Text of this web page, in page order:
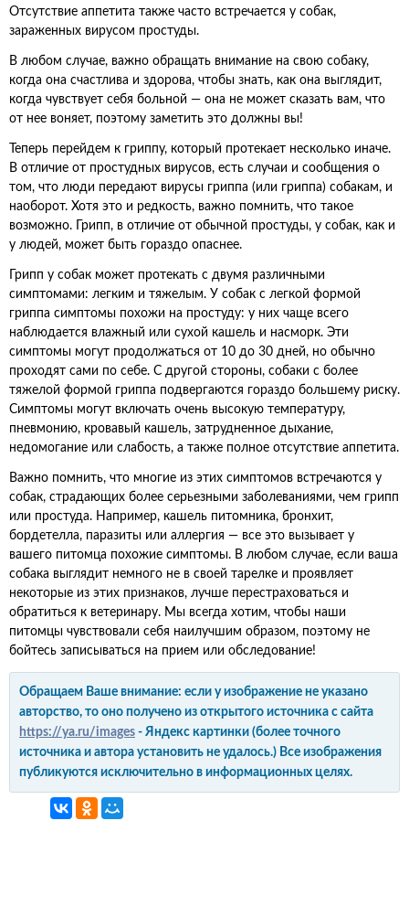
Отсутствие аппетита также часто встречается у собак,
зараженных вирусом простуды.
В любом случае, важно обращать внимание на свою собаку,
когда она счастлива и здорова, чтобы знать, как она выглядит,
когда чувствует себя больной — она не может сказать вам, что
от нее воняет, поэтому заметить это должны вы!
Теперь перейдем к гриппу, который протекает несколько иначе.
В отличие от простудных вирусов, есть случаи и сообщения о
том, что люди передают вирусы гриппа (или гриппа) собакам, и
наоборот. Хотя это и редкость, важно помнить, что такое
возможно. Грипп, в отличие от обычной простуды, у собак, как и
у людей, может быть гораздо опаснее.
Грипп у собак может протекать с двумя различными
симптомами: легким и тяжелым. У собак с легкой формой
гриппа симптомы похожи на простуду: у них чаще всего
наблюдается влажный или сухой кашель и насморк. Эти
симптомы могут продолжаться от 10 до 30 дней, но обычно
проходят сами по себе. С другой стороны, собаки с более
тяжелой формой гриппа подвергаются гораздо большему риску.
Симптомы могут включать очень высокую температуру,
пневмонию, кровавый кашель, затрудненное дыхание,
недомогание или слабость, а также полное отсутствие аппетита.
Важно помнить, что многие из этих симптомов встречаются у
собак, страдающих более серьезными заболеваниями, чем грипп
или простуда. Например, кашель питомника, бронхит,
бордетелла, паразиты или аллергия — все это вызывает у
вашего питомца похожие симптомы. В любом случае, если ваша
собака выглядит немного не в своей тарелке и проявляет
некоторые из этих признаков, лучше перестраховаться и
обратиться к ветеринару. Мы всегда хотим, чтобы наши
питомцы чувствовали себя наилучшим образом, поэтому не
бойтесь записываться на прием или обследование!
Обращаем Ваше внимание: если у изображение не указано
авторство, то оно получено из открытого источника с сайта
https://ya.ru/images - Яндекс картинки (более точного
источника и автора установить не удалось.) Все изображения
публикуются исключительно в информационных целях.